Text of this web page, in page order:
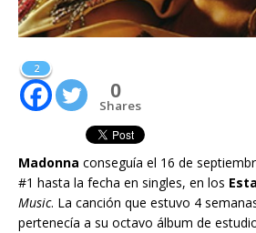
2
0
Shares
Madonna conseguía el 16 de
#1 hasta la fecha en singles, en los
Music. La canción que estuvo 4
pertenecía a su octavo álbum de